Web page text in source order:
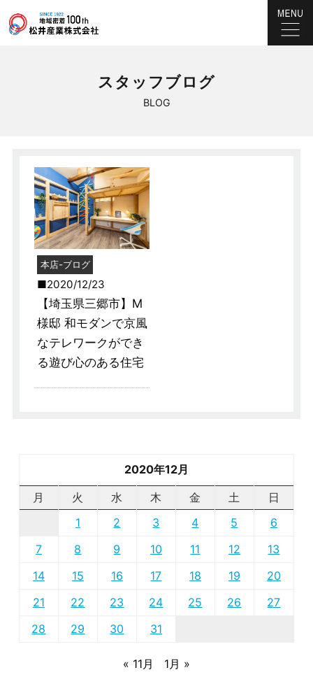
BLOG
スタッフブログ
本店-ブログ
2020/12/23
【埼玉県三郷市】M
様邸 和モダンで京風
なテレワークができ
る遊び心のある住宅
2020年12月
月
火 水 木 金 土
日
1
2 3 4 5
6
7
8 9 10 11 12
13
14
15 16 17 18 19
20
21
22 23 24 25 26
27
28
29 30 31
« 11月 1月 »